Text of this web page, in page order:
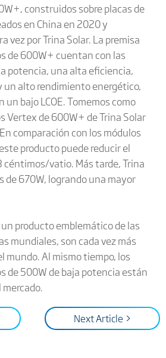
construidos sobre placas de
en China en 2020 y
vez por Trina Solar. La premisa
de 600W+ cuentan con las
potencia, una alta eficiencia,
un alto rendimiento energético,
un bajo LCOE. Tomemos como
Vertex de 600W+ de Trina Solar
comparación con los módulos
producto puede reducir el
céntimos/vatio. Más tarde, Trina
de 670W, logrando una mayor
producto emblemático de las
mundiales, son cada vez más
mundo. Al mismo tiempo, los
de 500W de baja potencia están
Next Article >